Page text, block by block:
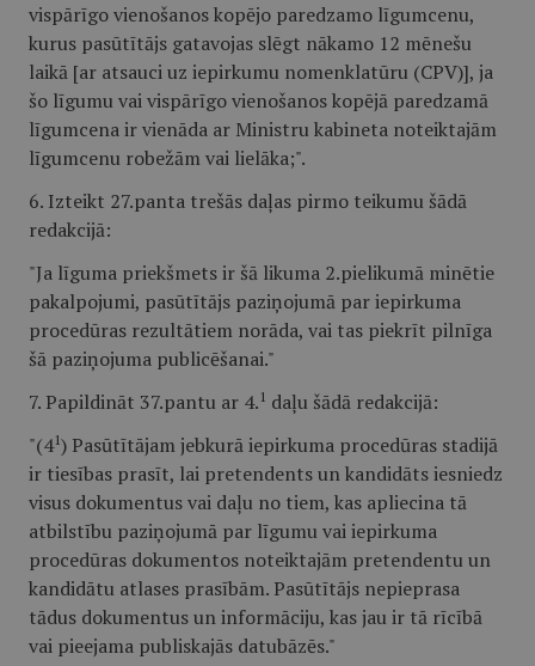
vispārīgo vienošanos kopējo paredzamo līgumcenu,
kurus pasūtītājs gatavojas slēgt nākamo 12 mēnešu
laikā [ar atsauci uz iepirkumu nomenklatūru (CPV)], ja
šo līgumu vai vispārīgo vienošanos kopējā paredzamā
līgumcena ir vienāda ar Ministru kabineta noteiktajām
līgumcenu robežām vai lielāka;".
6. Izteikt 27.panta trešās daļas pirmo teikumu šādā
redakcijā:
"Ja līguma priekšmets ir šā likuma 2.pielikumā minētie
pakalpojumi, pasūtītājs paziņojumā par iepirkuma
procedūras rezultātiem norāda, vai tas piekrīt pilnīga
šā paziņojuma publicēšanai."
7. Papildināt 37.pantu ar 4. 1 daļu šādā redakcijā:
"(41) Pasūtītājam jebkurā iepirkuma procedūras stadijā
ir tiesības prasīt, lai pretendents un kandidāts iesniedz
visus dokumentus vai daļu no tiem, kas apliecina tā
atbilstību paziņojumā par līgumu vai iepirkuma
procedūras dokumentos noteiktajām pretendentu un
kandidātu atlases prasībām. Pasūtītājs nepieprasa
tādus dokumentus un informāciju, kas jau ir tā rīcībā
vai pieejama publiskajās datubāzēs."